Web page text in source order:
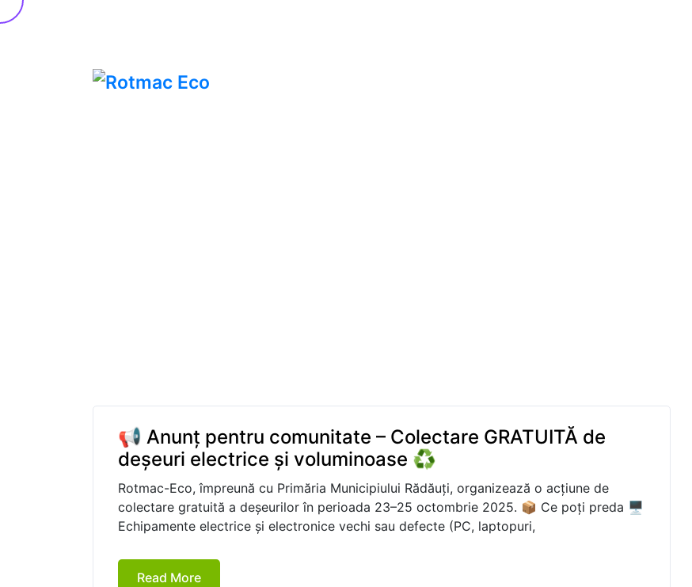
📢 Anunț pentru comunitate – Colectare GRATUITĂ de
deșeuri electrice și voluminoase ♻️
Rotmac-Eco, împreună cu Primăria Municipiului Rădăuți, organizează o acțiune de
colectare gratuită a deșeurilor în perioada 23–25 octombrie 2025. 📦 Ce poți preda 🖥️
Echipamente electrice și electronice vechi sau defecte (PC, laptopuri,
Read More